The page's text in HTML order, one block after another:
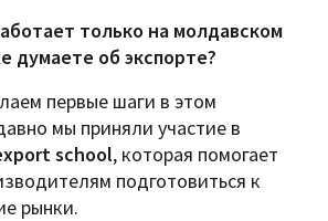
только на молдавском
думаете об экспорте?
первые шаги в этом
мы приняли участие в
school, которая помогает
подготовиться к
рынки.